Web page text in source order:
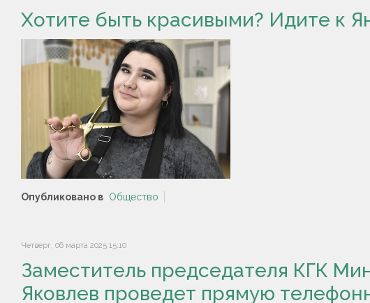
Хотите быть красивыми? Идите к
Опубликовано в Общество
Четверг, 06 марта 2025 15:10
Заместитель председателя КГК
Яковлев проведет прямую